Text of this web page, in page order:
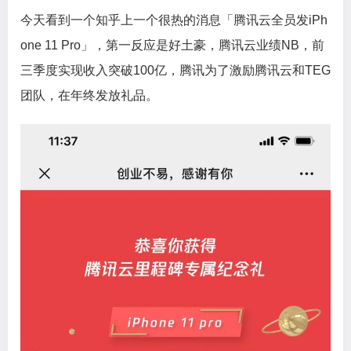
今天看到一个知乎上一个很热的消息「腾讯云全员发iPh
one 11 Pro」，第一反应是好土豪，腾讯云业绩NB，前
三季度实现收入突破100亿，腾讯为了激励腾讯云和TEG
团队，在年终发放礼品。